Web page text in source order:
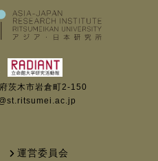
茨木市岩倉町2-150
運営委員会